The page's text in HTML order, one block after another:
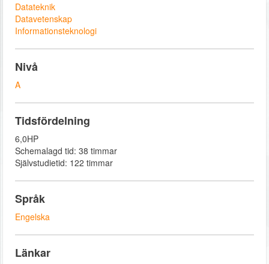
Datateknik
Datavetenskap
Informationsteknologi
Nivå
A
Tidsfördelning
6,0HP
Schemalagd tid: 38 timmar
Självstudietid: 122 timmar
Språk
Engelska
Länkar